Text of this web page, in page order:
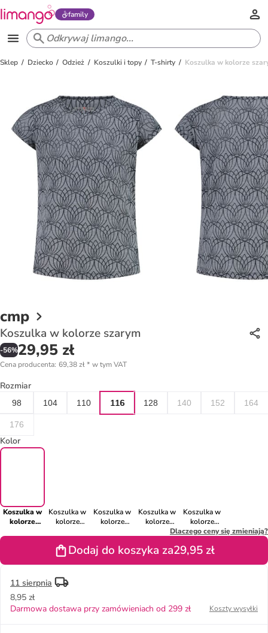
family
Sklep Dziecko Odzież Koszulki i topy T-shirty Koszulka w kolorze
cmp
Koszulka w kolorze szarym
-56%29,95 zł
Cena producenta: 69,38 zł* w tym VAT
Rozmiar
98 104 110 116 128 140 152 164
176
Kolor
Koszulka w
kolorze
Koszulka w
kolorze
Koszulka w
kolorze
Koszulka w
kolorze
różowym
Koszulka w
kolorze
turkusowym
Dlaczego ceny się zmieniają?
Dodaj do koszyka za29,95 zł
11 sierpnia
8,95 zł
Darmowa dostawa przy zamówieniach od 299 zł
Koszty wysyłki